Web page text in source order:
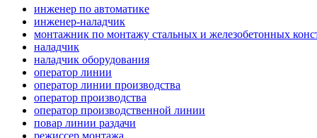
инженер по автоматике
инженер-наладчик
монтажник по монтажу стальных и железобетонных
наладчик
наладчик оборудования
оператор линии
оператор линии производства
оператор производства
оператор производственной линии
повар линии раздачи
режиссер монтажа